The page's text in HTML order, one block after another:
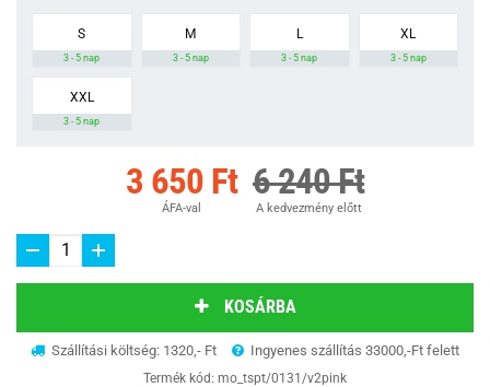
S
3 - 5 nap
M
3 - 5 nap
L
3 - 5 nap
XL
3 - 5 nap
XXL
3 - 5 nap
3 650 Ft
ÁFA-val
6 240 Ft
A kedvezmény előtt
KOSÁRBA
Szállítási költség: 1320,- Ft Ingyenes szállítás 33000,-Ft felett
Termék kód: mo_tspt/0131/v2pink